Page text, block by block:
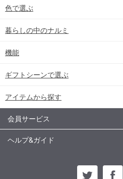
色で選ぶ
暮らしの中のナルミ
機能
ギフトシーンで選ぶ
アイテムから探す
会員サービス
ヘルプ&ガイド